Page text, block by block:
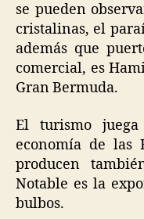
se pueden
cristalinas, el
además que
comercial, es
Gran Bermuda.
El turismo
economía de las
producen
Notable es la
bulbos.